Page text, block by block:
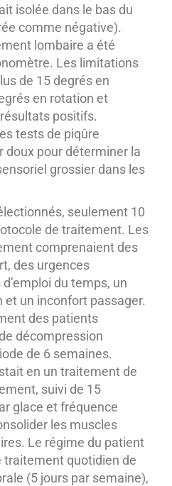
isolée dans le bas du
comme négative).
lombaire a été
Les limitations
de 15 degrés en
en rotation et
positifs.
tests de piqûre
doux pour déterminer la
grossier dans les
seulement 10
de traitement. Les
comprenaient des
des urgences
du temps, un
un inconfort passager.
des patients
décompression
de 6 semaines.
en un traitement de
suivi de 15
glace et fréquence
les muscles
Le régime du patient
traitement quotidien de
(5 jours par semaine),